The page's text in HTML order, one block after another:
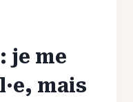
je me
mais